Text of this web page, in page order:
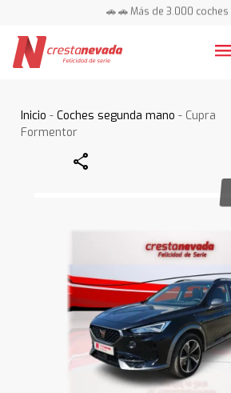
🚗 🚗 Más de 3.000 coches
Inicio -Coches segunda mano - Cupra
Formentor
Share